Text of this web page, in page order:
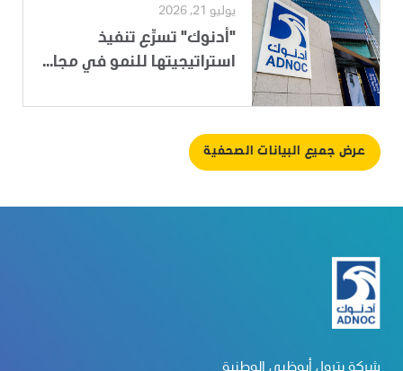
يوليو 21, 2026
"أدنوك" تسرِّع تنفيذ
استراتيجيتها للنمو في مجا...
عرض جميع البيانات الصحفية
شركة بترول أبوظبي الوطنية